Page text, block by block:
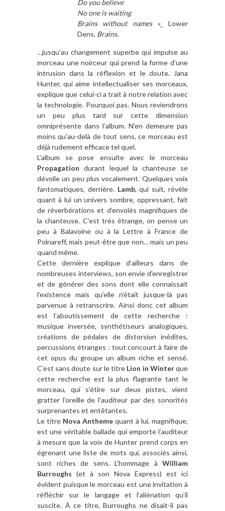
Do you believe
No one is waiting
Brains without names »_ Lower
Dens, Brains.
…jusqu’au changement superbe qui impulse au
morceau une noirceur qui prend la forme d’une
intrusion dans la réflexion et le doute. Jana
Hunter, qui aime intellectualiser ses morceaux,
explique que celui-ci a trait à notre relation avec
la technologie. Pourquoi pas. Nous reviendrons
un peu plus tard sur cette dimension
omniprésente dans l’album. N’en demeure pas
moins qu’au-delà de tout sens, ce morceau est
déjà rudement efficace tel quel.
L’album se pose ensuite avec le morceau
Propagation durant lequel la chanteuse se
dévoile un peu plus vocalement. Quelques voix
fantomatiques, derrière. Lamb, qui suit, révèle
quant à lui un univers sombre, oppressant, fait
de réverbérations et d’envolés magnifiques de
la chanteuse. C’est très étrange, on pense un
peu à Balavoine ou à la Lettre à France de
Polnareff, mais peut-être que non… mais un peu
quand même.
Cette dernière explique d’ailleurs dans de
nombreuses interviews, son envie d’enregistrer
et de générer des sons dont elle connaissait
l’existence mais qu’elle n’était jusque-là pas
parvenue à retranscrire. Ainsi donc cet album
est l’aboutissement de cette recherche :
musique inversée, synthétiseurs analogiques,
créations de pédales de distorsion inédites,
percussions étranges : tout concourt à faire de
cet opus du groupe un album riche et sensé.
C’est sans doute sur le titre Lion in Winterque
cette recherche est la plus flagrante tant le
morceau, qui s’étire sur deux pistes, vient
gratter l’oreille de l’auditeur par des sonorités
surprenantes et entêtantes.
Le titre Nova Antheme quant à lui, magnifique,
est une véritable ballade qui emporte l’auditeur
à mesure que la voix de Hunter prend corps en
égrenant une liste de mots qui, associés ainsi,
sont riches de sens. L’hommage à William
Burroughs (et à son Nova Express) est ici
évident puisque le morceau est une invitation à
réfléchir sur le langage et l’aliénation qu’il
suscite. À ce titre, Burroughs ne disait-il pas